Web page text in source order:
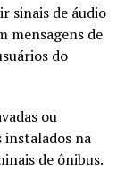
sinais de áudio
mensagens de
do
ou
instalados na
de ônibus.